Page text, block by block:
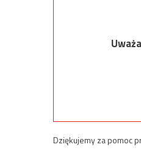
Dziękujemy za pomoc